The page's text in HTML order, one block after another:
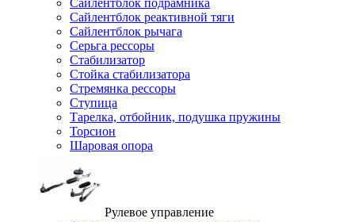
Сайлентблок подрамника
Сайлентблок реактивной тяги
Сайлентблок рычага
Серьга рессоры
Стабилизатор
Стойка стабилизатора
Стремянка рессоры
Ступица
Тарелка, отбойник, подушка пружины
Торсион
Шаровая опора
Рулевое управление